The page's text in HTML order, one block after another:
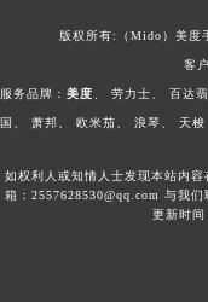
版权所有:（Mido） 美度
客
服务品牌： 美度 劳力士 百达
国 萧邦 欧米茄 浪琴 天梭
如权利人或知情人士发现本站内
箱：2557628530@qq.com 与我
更新时